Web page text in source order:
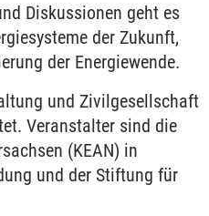
Diskussionen geht es
der Zukunft,
der Energiewende.
und Zivilgesellschaft
Veranstalter sind die
(KEAN) in
und der Stiftung für